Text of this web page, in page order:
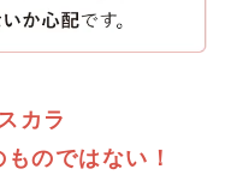
カラ
のではない！